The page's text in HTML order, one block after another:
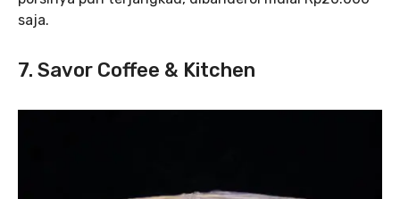
saja.
7. Savor Coffee & Kitchen